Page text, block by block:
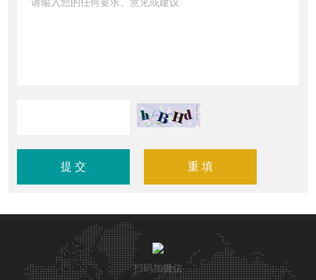
扫码加微信